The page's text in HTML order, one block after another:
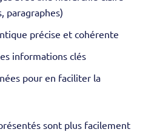
paragraphes)
précise et cohérente
informations clés
pour en faciliter la
sont plus facilement